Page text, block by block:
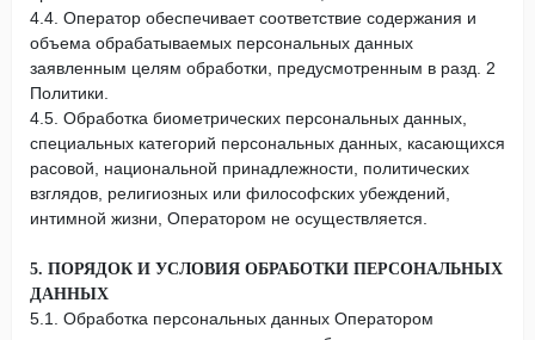
4.4. Оператор обеспечивает соответствие содержания и
объема обрабатываемых персональных данных
заявленным целям обработки, предусмотренным в разд. 2
Политики.
4.5. Обработка биометрических персональных данных,
специальных категорий персональных данных, касающихся
расовой, национальной принадлежности, политических
взглядов, религиозных или философских убеждений,
интимной жизни, Оператором не осуществляется.
5. ПОРЯДОК И УСЛОВИЯ ОБРАБОТКИ ПЕРСОНАЛЬНЫХ
ДАННЫХ
5.1. Обработка персональных данных Оператором